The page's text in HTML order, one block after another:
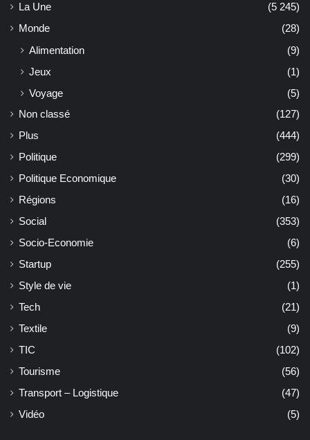
La Une
(5 245)
Monde
(28)
Alimentation
(9)
Jeux
(1)
Voyage
(5)
Non classé
(127)
Plus
(444)
Politique
(299)
Politique Economique
(30)
Régions
(16)
Social
(353)
Socio-Economie
(6)
Startup
(255)
Style de vie
(1)
Tech
(21)
Textile
(9)
TIC
(102)
Tourisme
(56)
Transport – Logistique
(47)
Vidéo
(5)